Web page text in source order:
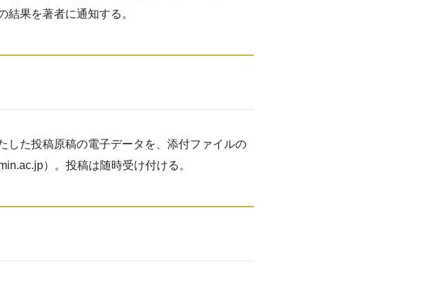
果を著者に通知する。
した投稿原稿の電子データを、添付ファイルの
）。投稿は随時受け付ける。